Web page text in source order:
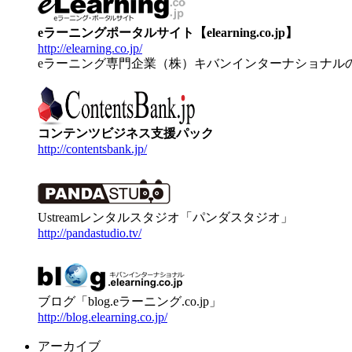
eラーニングポータルサイト【elearning.co.jp】
http://elearning.co.jp/
eラーニング専門企業（株）キバンインターナショナル
コンテンツビジネス支援パック
http://contentsbank.jp/
Ustreamレンタルスタジオ「パンダスタジオ」
http://pandastudio.tv/
ブログ「blog.eラーニング.co.jp」
http://blog.elearning.co.jp/
アーカイブ